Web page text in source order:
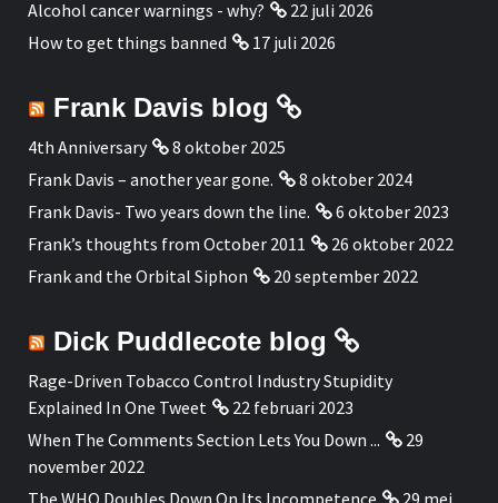
Alcohol cancer warnings - why?
22 juli 2026
How to get things banned
17 juli 2026
Frank Davis blog
4th Anniversary
8 oktober 2025
Frank Davis – another year gone.
8 oktober 2024
Frank Davis- Two years down the line.
6 oktober 2023
Frank’s thoughts from October 2011
26 oktober 2022
Frank and the Orbital Siphon
20 september 2022
Dick Puddlecote blog
Rage-Driven Tobacco Control Industry Stupidity
Explained In One Tweet
22 februari 2023
When The Comments Section Lets You Down ...
29
november 2022
The WHO Doubles Down On Its Incompetence
29 mei